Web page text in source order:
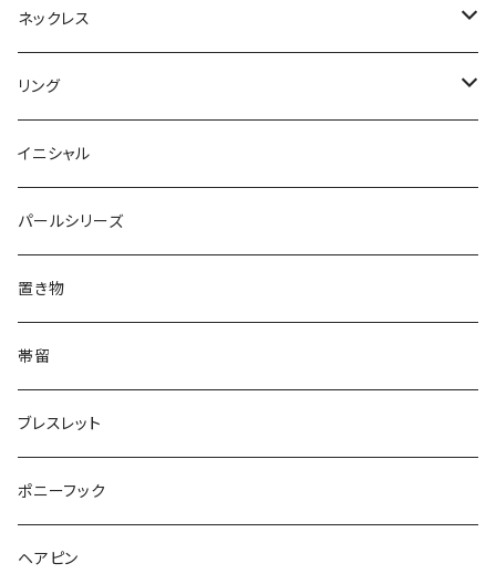
ヘアゴム
ブローチ
ネックレス
リング
Dot
てんとう虫
pattern
Flower
Dot
Bubble
Animal
イヤリング
Flower
Round
Triangle
食品
Round
Square
てんとう虫
Animal
うさぎ
パンダ
鏡
Pattern
マーメイド
雲
月
Flower
Animal
猫
犬
くま
Lips
鏡
Pattern
house
bag
フルーツ
さくらんぼ
てんとう虫
ネックレス
Flower
Animal
てんとう虫
Food
Pattern
ガラス
カメラ
リボン
リング
Flower
Round
てんとう虫
animal
lip
フルーツ
パン
イニシャル
パールシリーズ
置き物
帯留
ブレスレット
ポニーフック
ヘアピン